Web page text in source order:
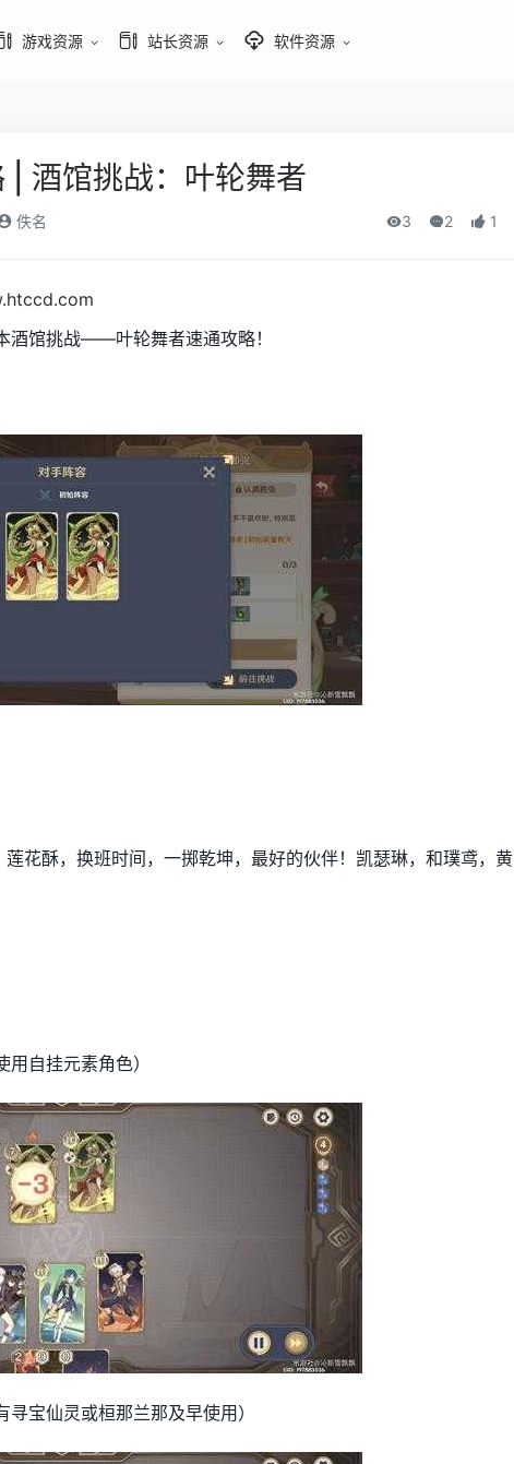
游戏资源 站长资源 软件资源
| 酒馆挑战：叶轮舞者
佚名 3 2 1
酒馆挑战——叶轮舞者速通攻略！
花酥，换班时间，一掷乾坤，最好的伙伴！凯瑟琳，和璞鸢，黄
自挂元素角色）
宝仙灵或桓那兰那及早使用）